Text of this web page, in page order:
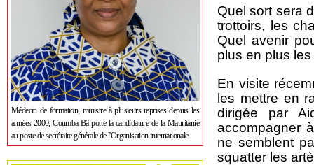
Médecin de formation, ministre à plusieurs reprises depuis les
années 2000, Coumba Bâ porte la candidature de la Mauritanie
au poste de secrétaire générale de l'Organisation internationale
Quel sort sera
trottoirs, les
Quel avenir
plus en plus
En visite
les mettre en
dirigée par
accompagner
ne semblent
squatter les